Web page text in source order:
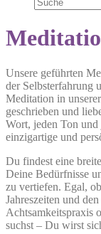
Unsere geführten
der Selbsterfahrung
Meditation in
geschrieben und
Wort, jeden Ton
einzigartige und
Du findest eine
Deine Bedürfnisse
zu vertiefen. Egal,
Jahreszeiten und
Achtsamkeitspraxis
suchst – Du wirst